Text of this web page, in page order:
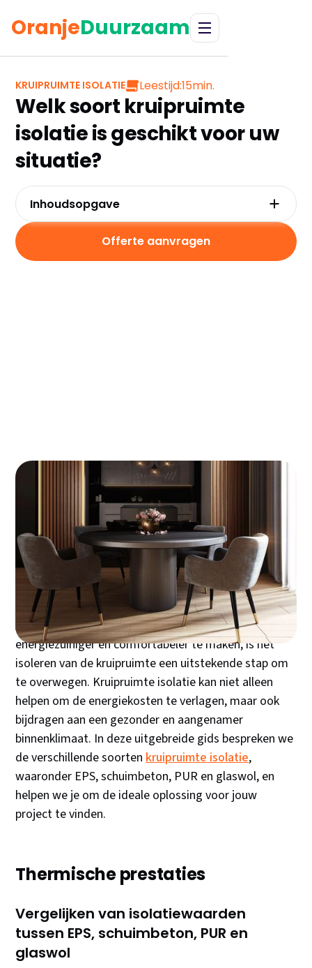
OranjeDuurzaam
KRUIPRUIMTE ISOLATIE Leestijd:15min.
Welk soort kruipruimte
isolatie is geschikt voor uw
situatie?
Waarom kruipruimte isolatie
cruciaal is voor een comfortabel
en energiezuinig huis
Als je op zoek bent naar manieren om je huis
energiezuiniger en comfortabeler te maken, is het
isoleren van de kruipruimte een uitstekende stap om
te overwegen. Kruipruimte isolatie kan niet alleen
helpen om de energiekosten te verlagen, maar ook
bijdragen aan een gezonder en aangenamer
binnenklimaat. In deze uitgebreide gids bespreken we
de verschillende soortenkruipruimte isolatie,
waaronder EPS, schuimbeton, PUR en glaswol, en
helpen we je om de ideale oplossing voor jouw
project te vinden.
Thermische prestaties
Vergelijken van isolatiewaarden
tussen EPS, schuimbeton, PUR en
glaswol
Inhoudsopgave
een comfortabel en energiezuinig huis
Offerte aanvragen